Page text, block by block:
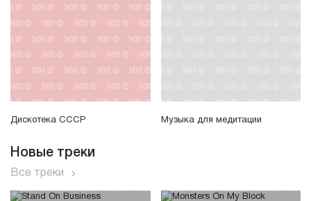
Дискотека СССР Музыка для медитации
Новые треки
Все треки